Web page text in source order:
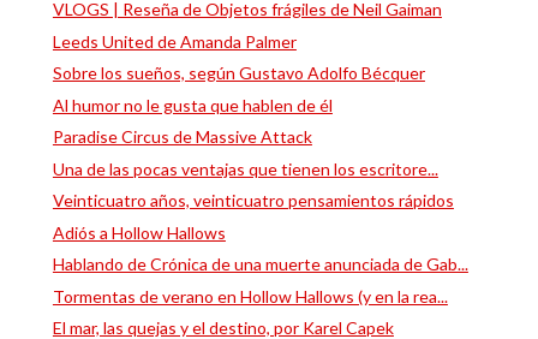
VLOGS | Reseña de Objetos frágiles de Neil Gaiman
Leeds United de Amanda Palmer
Sobre los sueños, según Gustavo Adolfo Bécquer
Al humor no le gusta que hablen de él
Paradise Circus de Massive Attack
Una de las pocas ventajas que tienen los escritore...
Veinticuatro años, veinticuatro pensamientos rápidos
Adiós a Hollow Hallows
Hablando de Crónica de una muerte anunciada de Gab...
Tormentas de verano en Hollow Hallows (y en la rea...
El mar, las quejas y el destino, por Karel Capek